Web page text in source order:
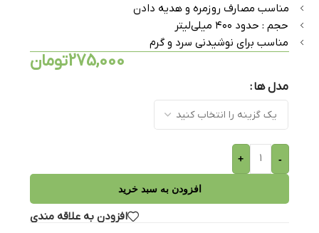
مناسب مصارف روزمره و هدیه دادن
حجم : حدود ۴۰۰ میلی‌لیتر
مناسب برای نوشیدنی سرد و گرم
275,000تومان
مدل ها
-
+
افزودن به سبد خرید
افزودن به علاقه مندی